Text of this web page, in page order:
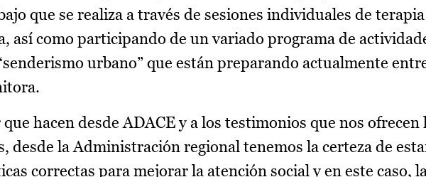
que se realiza a través de sesiones individuales de
así como participando de un variado programa de
urbano” que están preparando actualmente
que hacen desde ADACE y a los testimonios que nos ofrecen
desde la Administración regional tenemos la certeza de
correctas para mejorar la atención social y en este caso,